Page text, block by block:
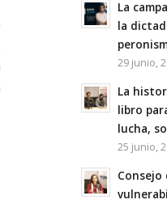
La
la
29 junio,
La
libro
lucha,
25 junio,
Consejo